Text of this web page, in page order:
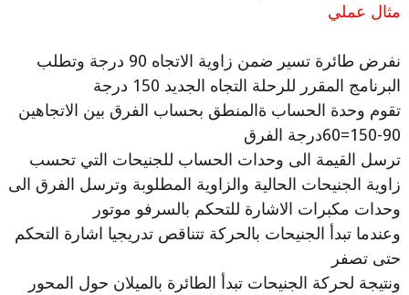
مثال عملي
نفرض طائرة تسير ضمن زاوية الاتجاه 90 درجة وتطلب
البرنامج المقرر للرحلة التجاه الجديد 150 درجة
تقوم وحدة الحساب ةالمنطق بحساب الفرق بين الاتجاهين
150-90=60درجة الفرق
ترسل القيمة الى وحدات الحساب للجنيحات التي تحسب
زاوية الجنيحات الحالية والزاوية المطلوبة وترسل الفرق الى
وحدات مكبرات الاشارة للتحكم بالسرفو موتور
وعندما تبدأ الجنيحات بالحركة تتناقص تدريجيا اشارة التحكم
حتى تصفر
ونتيجة لحركة الجنيحات تبدأ الطائرة بالميلان حول المحور